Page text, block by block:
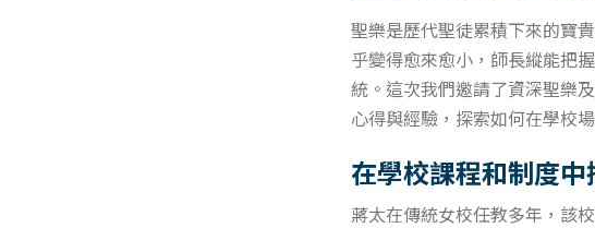
聖樂是歷代聖徒累積下來的寶
乎變得愈來愈小，師長縱能把
統。這次我們邀請了資深聖樂
心得與經驗，探索如何在學校
在學校課程和制度中
蔣太在傳統女校任教多年，該